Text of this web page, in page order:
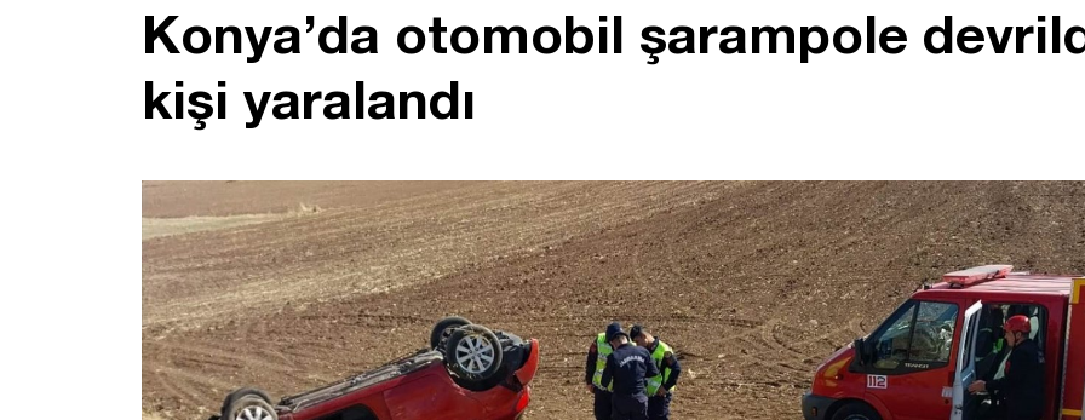
Konya’da otomobil şarampole
kişi yaralandı